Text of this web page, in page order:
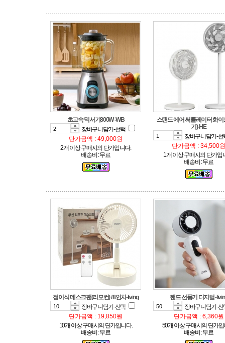
초고속 믹서기800W -WB
장바구니담기-선택
단가금액 : 49,000원
2개 이상 구매시의 단가입니다.
배송비 : 무료
기)-HE
장바구니담기-
단가금액 : 34,500원
1개 이상 구매시의 단가입
배송비 : 무료
접이식 데스크팬(리모컨) / 8인치-living
장바구니담기-선택
단가금액 : 19,850원
10개 이상 구매시의 단가입니다.
배송비 : 무료
핸드 선풍기 디지털 -
장바구니담기-
단가금액 : 6,360원
50개 이상 구매시의 단가입
배송비 : 무료